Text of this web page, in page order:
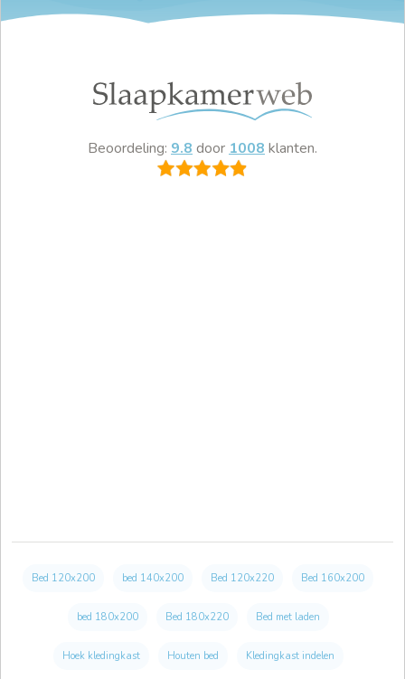
Beoordeling: 9.8door1008klanten.
Bed 120x200 bed 140x200 Bed 120x220 Bed 160x200
bed 180x200 Bed 180x220 Bed met laden
Hoek kledingkast Houten bed Kledingkast indelen